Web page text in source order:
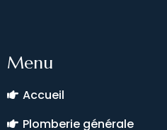
Menu
Accueil
Plomberie générale